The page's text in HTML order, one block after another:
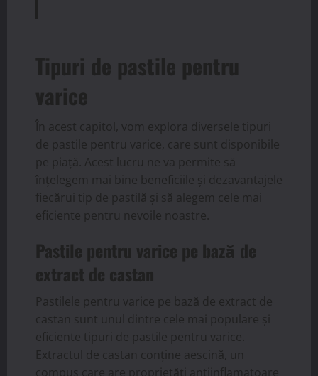
Tipuri de pastile pentru
varice
În acest capitol, vom explora diversele tipuri
de pastile pentru varice, care sunt disponibile
pe piață. Acest lucru ne va permite să
înțelegem mai bine beneficiile și dezavantajele
fiecărui tip de pastilă și să alegem cele mai
eficiente pentru nevoile noastre.
Pastile pentru varice pe bază de
extract de castan
Pastilele pentru varice pe bază de extract de
castan sunt unul dintre cele mai populare și
eficiente tipuri de pastile pentru varice.
Extractul de castan conține aescină, un
compus care are proprietăți antiinflamatoare